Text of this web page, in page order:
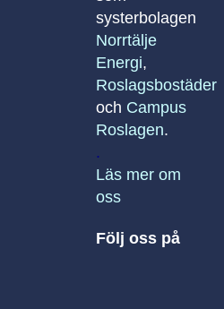
systerbolagen
Norrtälje
Energi,
Roslagsbostäder
och Campus
Roslagen.
.
Läs mer om
oss
Följ oss på